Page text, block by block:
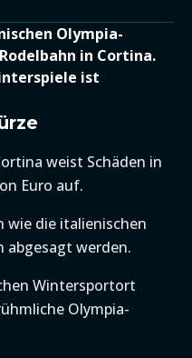
Olympia-
in Cortina.
ist
weist Schäden in
Euro auf.
wie die italienischen
werden.
Wintersportort
Olympia-